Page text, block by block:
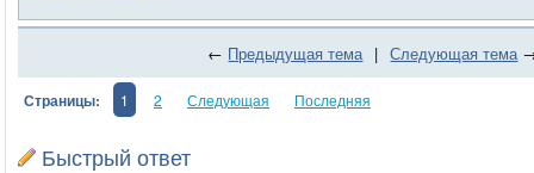
← Предыдущая тема | Следующая тема
Страницы: 1 2 Следующая Последняя
Быстрый ответ